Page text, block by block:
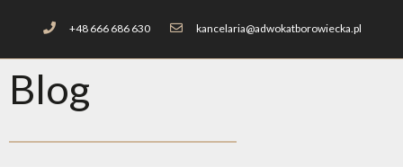
+48 666 686 630 kancelaria@adwokatborowiecka.pl
Blog